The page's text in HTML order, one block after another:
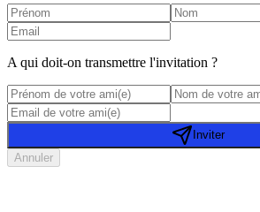
A qui doit-on transmettre l'invitation ?
Inviter
Annuler